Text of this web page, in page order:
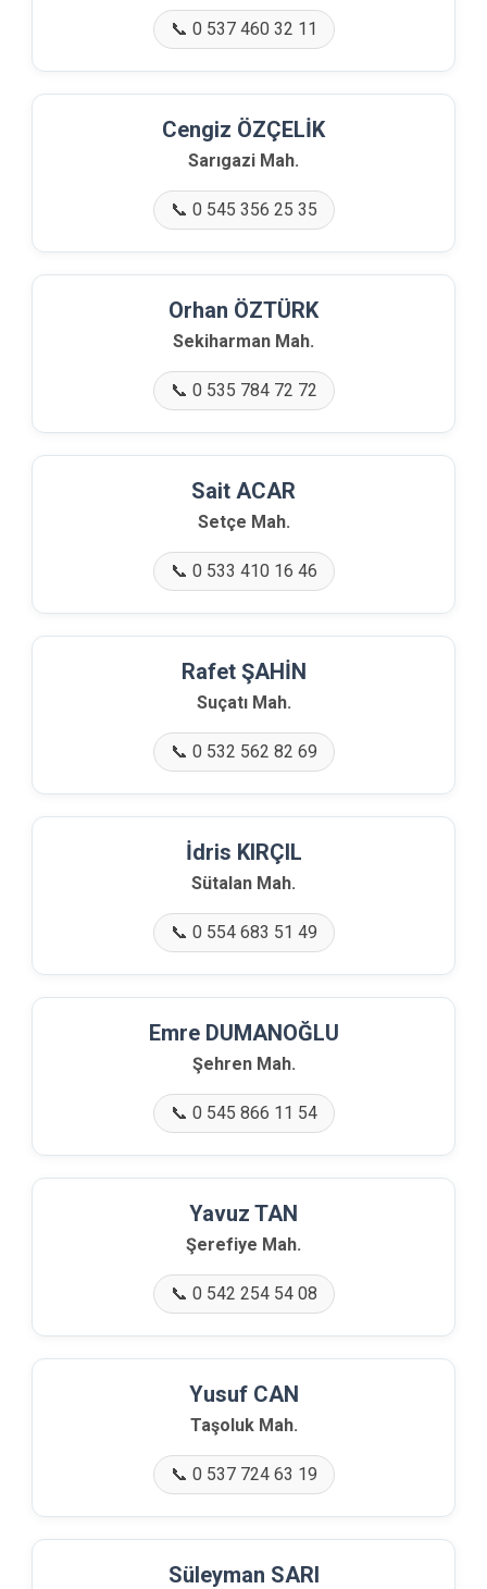
📞 0 537 460 32 11
Cengiz ÖZÇELİK
Sarıgazi Mah.
📞 0 545 356 25 35
Orhan ÖZTÜRK
Sekiharman Mah.
📞 0 535 784 72 72
Sait ACAR
Setçe Mah.
📞 0 533 410 16 46
Rafet ŞAHİN
Suçatı Mah.
📞 0 532 562 82 69
İdris KIRÇIL
Sütalan Mah.
📞 0 554 683 51 49
Emre DUMANOĞLU
Şehren Mah.
📞 0 545 866 11 54
Yavuz TAN
Şerefiye Mah.
📞 0 542 254 54 08
Yusuf CAN
Taşoluk Mah.
📞 0 537 724 63 19
Süleyman SARI